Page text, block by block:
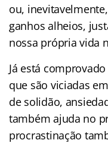
ou,
ganhos alheios,
nossa própria vida
Já está
que são viciadas
de solidão,
também ajuda no
procrastinação